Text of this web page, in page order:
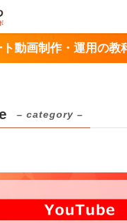
動画制作・運用の教
– category –